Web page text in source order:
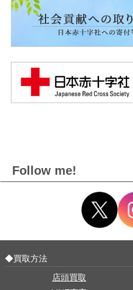
Follow me!
◆買取方法
店頭買取